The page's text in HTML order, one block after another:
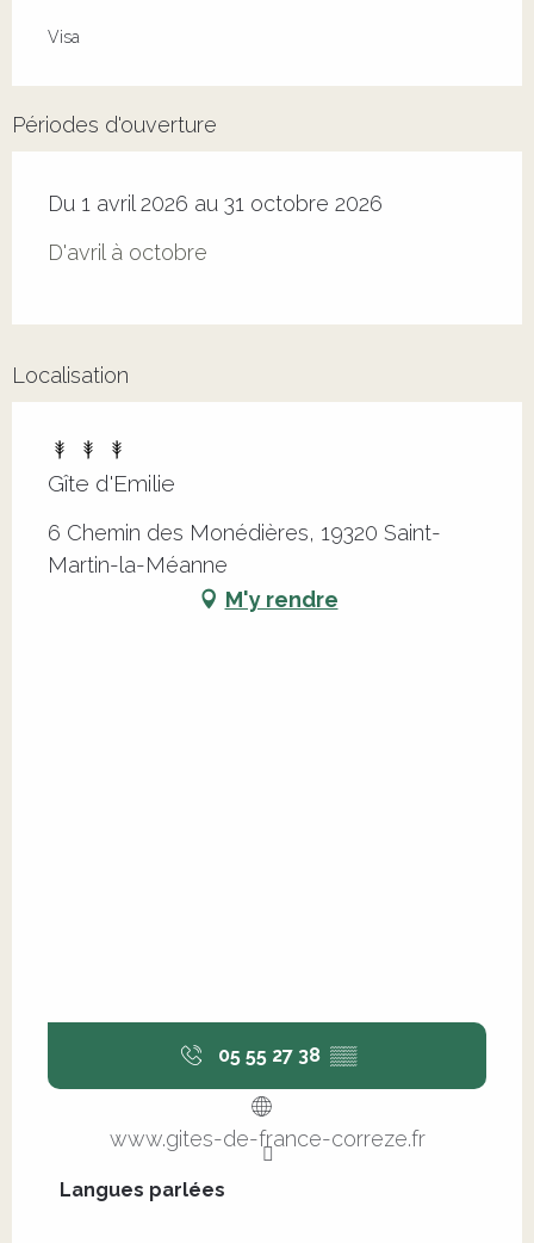
Visa
Périodes d'ouverture
Du 1 avril 2026 au 31 octobre 2026
D'avril à octobre
Localisation
Gîte d'Emilie
6 Chemin des Monédières, 19320 Saint-
Martin-la-Méanne
M'y rendre
05 55 27 38 ▒▒
www.gites-de-france-correze.fr
Langues parlées
Langues parlées